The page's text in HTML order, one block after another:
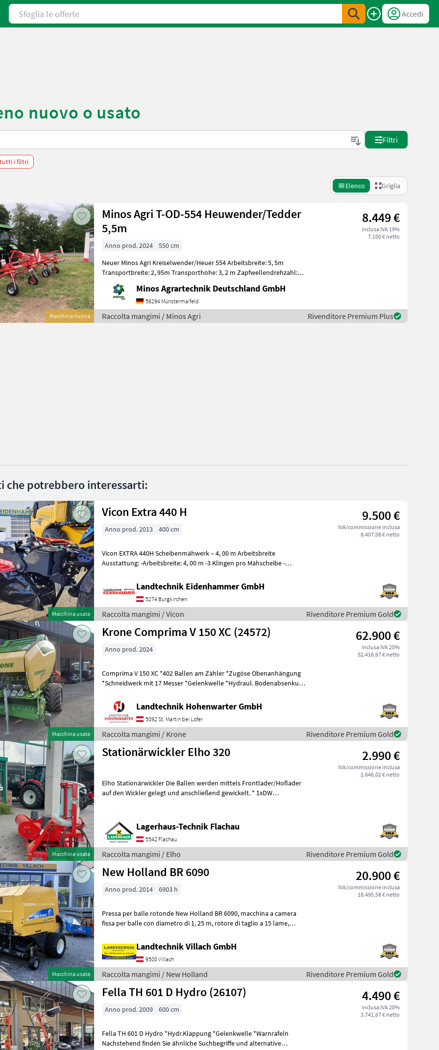
Sfoglia le offerte
Accedi
nuovo o usato
Filtri
i filtri
Elenco Griglia
Macchina nuova
Minos Agri T-OD-554 Heuwender/Tedder
5,5m
8.449 €
inclusa IVA 19%
7.100 € netto
Anno prod. 2024
550 cm
Neuer Minos Agri Kreiselwender/Heuer 554 Arbeitsbreite: 5, 5m
Transportbreite: 2, 95m Transporthöhe: 3, 2 m Zapfwellendrehzahl:
540 U/min. 4 Kreisel / 7 Arme pro K
Minos Agrartechnik Deutschland GmbH
56294 Münstermaifeld
Raccolta mangimi / Minos Agri Rivenditore Premium Plus
che potrebbero interessarti:
Macchina usata
Vicon Extra 440 H 9.500 €
IVA/commissione inclusa
8.407,08 € netto
Anno prod. 2013 400 cm
Vicon EXTRA 440H Scheibenmähwerk – 4, 00 m Arbeitsbreite
Ausstattung: -Arbeitsbreite: 4, 00 m -3 Klingen pro Mähscheibe -
Landtechnik Eidenhammer GmbH
5274 Burgkirchen
Raccolta mangimi / Vicon Rivenditore Premium Gold
Macchina usata
Krone Comprima V 150 XC (24572) 62.900 €
inclusa IVA 20%
52.416,67 € netto
Anno prod. 2024
Comprima V 150 XC *402 Ballen am Zähler *Zugöse Obenanhängung
*Schneidwerk mit 17 Messer *Gelenkwelle *Hydraul. Bodenabsenkung
Landtechnik Hohenwarter GmbH
5092 St. Martin bei Lofer
Raccolta mangimi / Krone Rivenditore Premium Gold
Macchina usata
Stationärwickler Elho 320 2.990 €
IVA/commissione inclusa
2.646,02 € netto
Elho Stationärwickler Die Ballen werden mittels Frontlader/Hoflader
auf den Wickler gelegt und anschließend gewickelt. * 1xDW
Lagerhaus-Technik Flachau
5542 Flachau
Raccolta mangimi / Elho Rivenditore Premium Gold
Macchina usata
New Holland BR 6090 20.900 €
IVA/commissione inclusa
18.495,58 € netto
Anno prod. 2014 6903 h
Pressa per balle rotonde New Holland BR 6090, macchina a camera
fissa per balle con diametro di 1, 25 m, rotore di taglio a 15 lame,
Landtechnik Villach GmbH
9500 Villach
Raccolta mangimi / New Holland Rivenditore Premium Gold
Fella TH 601 D Hydro (26107) 4.490 €
inclusa IVA 20%
3.741,67 € netto
Anno prod. 2009 600 cm
Fella TH 601 D Hydro *Hydr.Klappung *Gelenkwelle *Warnrafeln
Nachstehend finden Sie ähnliche Suchbegriffe und alternative